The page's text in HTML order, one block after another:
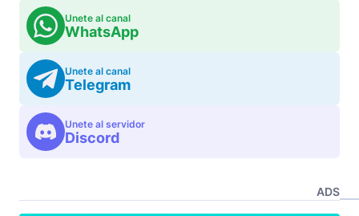
Unete al canal
WhatsApp
Unete al canal
Telegram
Unete al servidor
Discord
ADS